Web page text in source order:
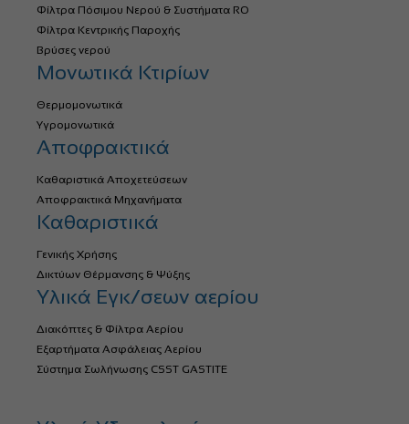
Φίλτρα Πόσιμου Νερού & Συστήματα RO
Φίλτρα Κεντρικής Παροχής
Βρύσες νερού
Μονωτικά Κτιρίων
Θερμομονωτικά
Υγρομονωτικά
Αποφρακτικά
Καθαριστικά Αποχετεύσεων
Αποφρακτικά Μηχανήματα
Καθαριστικά
Γενικής Χρήσης
Δικτύων Θέρμανσης & Ψύξης
Υλικά Εγκ/σεων αερίου
Διακόπτες & Φίλτρα Αερίου
Εξαρτήματα Ασφάλειας Αερίου
Σύστημα Σωλήνωσης CSST GASTITE